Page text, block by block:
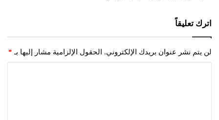
اترك تعليقاً
لن يتم نشر عنوان بريدك الإلكتروني. الحقول الإلزامية مشار إليها بـ *